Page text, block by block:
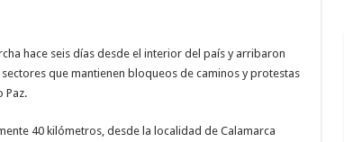
hace seis días desde el interior del país y arribaron
que mantienen bloqueos de caminos y protestas
Paz.
40 kilómetros, desde la localidad de Calamarca